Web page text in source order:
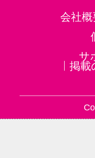
会社概
サ
掲載